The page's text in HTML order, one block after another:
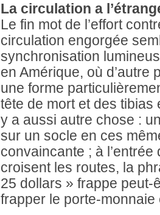
La circulation a
Le fin mot de l’effort
circulation engorgée
synchronisation
en Amérique, où d’autre
une forme
tête de mort et des
y a aussi autre chose :
sur un socle en ces
convaincante ; à
croisent les routes, la
25 dollars » frappe peut-
frapper le porte-